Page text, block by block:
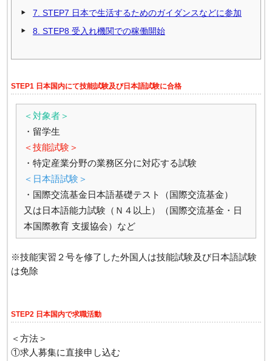
7. STEP7 日本で生活するためのガイダンスなどに参加
8. STEP8 受入れ機関での稼働開始
STEP1 日本国内にて技能試験及び日本語試験に合格
＜対象者＞
・留学生
＜技能試験＞
・特定産業分野の業務区分に対応する試験
＜日本語試験＞
・国際交流基金日本語基礎テスト（国際交流基金）
又は日本語能力試験（Ｎ４以上）（国際交流基金・日
本国際教育 支援協会）など
※技能実習２号を修了した外国人は技能試験及び日本語試験
は免除
STEP2 日本国内で求職活動
＜方法＞
①求人募集に直接申し込む